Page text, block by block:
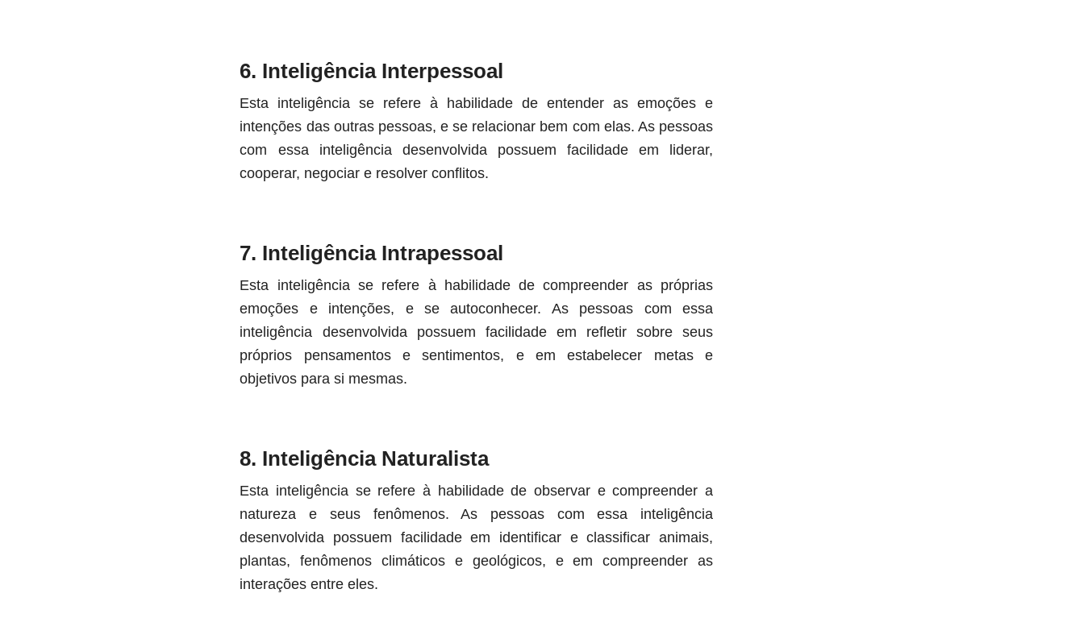
6. Inteligência Interpessoal
Esta inteligência se refere à habilidade de entender as emoções e
intenções das outras pessoas, e se relacionar bem com elas. As pessoas
com essa inteligência desenvolvida possuem facilidade em liderar,
cooperar, negociar e resolver conflitos.
7. Inteligência Intrapessoal
Esta inteligência se refere à habilidade de compreender as próprias
emoções e intenções, e se autoconhecer. As pessoas com essa
inteligência desenvolvida possuem facilidade em refletir sobre seus
próprios pensamentos e sentimentos, e em estabelecer metas e
objetivos para si mesmas.
8. Inteligência Naturalista
Esta inteligência se refere à habilidade de observar e compreender a
natureza e seus fenômenos. As pessoas com essa inteligência
desenvolvida possuem facilidade em identificar e classificar animais,
plantas, fenômenos climáticos e geológicos, e em compreender as
interações entre eles.